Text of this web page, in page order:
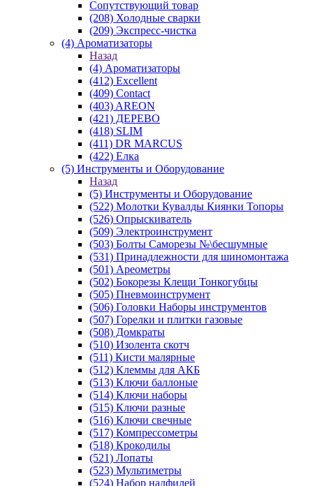
Сопутствующий товар
(208) Холодные сварки
(209) Экспреcс-чистка
(4) Ароматизаторы
Назад
(4) Ароматизаторы
(412) Excellent
(409) Contact
(403) AREON
(421) ДЕРЕВО
(418) SLIM
(411) DR MARCUS
(422) Елка
(5) Инструменты и Оборудование
Назад
(5) Инструменты и Оборудование
(522) Молотки Кувалды Киянки Топоры
(526) Опрыскиватель
(509) Электроинструмент
(503) Болты Саморезы №\бесшумные
(531) Принадлежности для шиномонтажа
(501) Ареометры
(502) Бокорезы Клещи Тонкогубцы
(505) Пневмоинструмент
(506) Головки Наборы инструментов
(507) Горелки и плитки газовые
(508) Домкраты
(510) Изолента скотч
(511) Кисти малярные
(512) Клеммы для АКБ
(513) Ключи баллоные
(514) Ключи наборы
(515) Ключи разные
(516) Ключи свечные
(517) Компрессометры
(518) Крокодилы
(521) Лопаты
(523) Мультиметры
(524) Набор надфилей